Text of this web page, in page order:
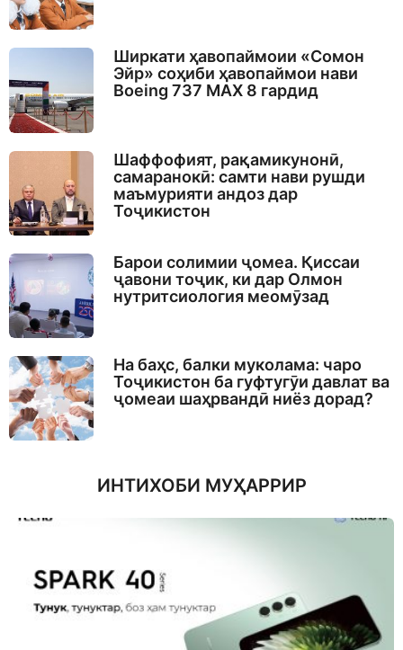
Ширкати ҳавопаймоии «Сомон
Эйр» соҳиби ҳавопаймои нави
Boeing 737 MAX 8 гардид
Шаффофият, рақамикунонӣ,
самаранокӣ: самти нави рушди
маъмурияти андоз дар
Тоҷикистон
Барои солимии ҷомеа. Қиссаи
ҷавони тоҷик, ки дар Олмон
нутритсиология меомӯзад
На баҳс, балки муколама: чаро
Тоҷикистон ба гуфтугӯи давлат ва
ҷомеаи шаҳрвандӣ ниёз дорад?
ИНТИХОБИ МУҲАРРИР